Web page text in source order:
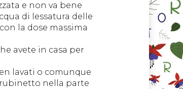
e non va bene
di lessatura delle
la dose massima
avete in casa per
lavati o comunque
rubinetto nella parte